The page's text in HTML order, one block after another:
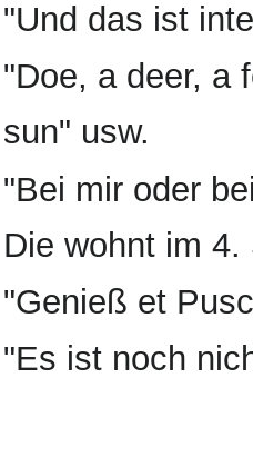
"Und das ist
"Doe, a deer, a
sun" usw.
"Bei mir oder
Die wohnt im
"Genieß et
"Es ist noch